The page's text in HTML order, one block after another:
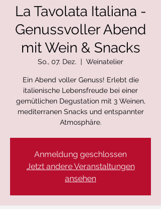
La Tavolata Italiana -
Genussvoller Abend
mit Wein & Snacks
So., 07. Dez.
  |
Weinatelier
Ein Abend voller Genuss! Erlebt die
italienische Lebensfreude bei einer
gemütlichen Degustation mit 3 Weinen,
mediterranen Snacks und entspannter
Atmosphäre.
Anmeldung geschlossen
Jetzt andere Veranstaltungen
ansehen